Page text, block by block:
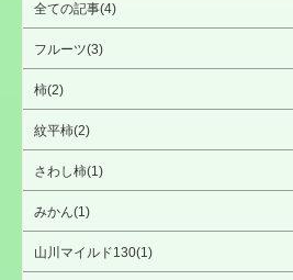
全ての記事(4)
フルーツ(3)
柿(2)
紋平柿(2)
さわし柿(1)
みかん(1)
山川マイルド130(1)